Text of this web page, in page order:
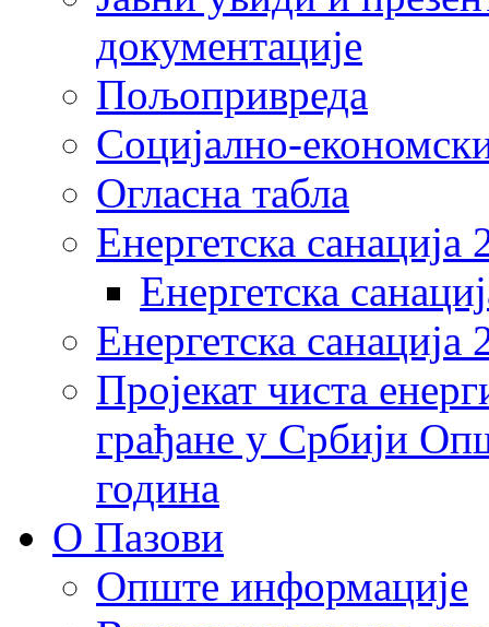
документације
Пољопривреда
Социјално-
Огласна табла
Енергетска санација
Енергетска
Енергетска
Пројекат чиста
грађане у Србији
година
О Пазови
Опште информације